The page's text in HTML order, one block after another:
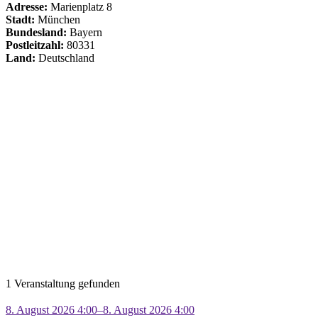
Adresse: Marienplatz 8
Stadt: München
Bundesland: Bayern
Postleitzahl: 80331
Land: Deutschland
1 Veranstaltung gefunden
8. August 2026 4:00–8. August 2026 4:00